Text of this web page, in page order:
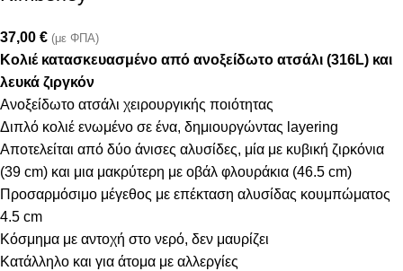
37,00 € (με ΦΠΑ)
Κολιέ κατασκευασμένο από ανοξείδωτο ατσάλι (316L) και
λευκά ζιργκόν
Ανοξείδωτο ατσάλι χειρουργικής ποιότητας
Διπλό κολιέ ενωμένο σε ένα, δημιουργώντας layering
Αποτελείται από δύο άνισες αλυσίδες, μία με κυβική ζιρκόνια
(39 cm) και μια μακρύτερη με οβάλ φλουράκια (46.5 cm)
Προσαρμόσιμο μέγεθος με επέκταση αλυσίδας κουμπώματος
4.5 cm
Κόσμημα με αντοχή στο νερό, δεν μαυρίζει
Κατάλληλο και για άτομα με αλλεργίες